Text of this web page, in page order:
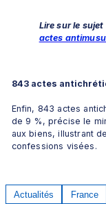
Lire sur le sujet
actes
843 actes
Enfin, 843 actes
de 9 %, précise le
aux biens, illustrant
confessions visées.
Actualités France